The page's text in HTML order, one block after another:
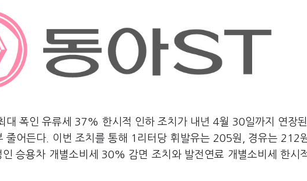
대 폭인 유류세 37% 한시적 인하 조치가 내년 4월 30일까지 연장
줄어든다. 이번 조치를 통해 1리터당 휘발유는 205원, 경유는 212
승용차 개별소비세 30% 감면 조치와 발전연료 개별소비세 한시